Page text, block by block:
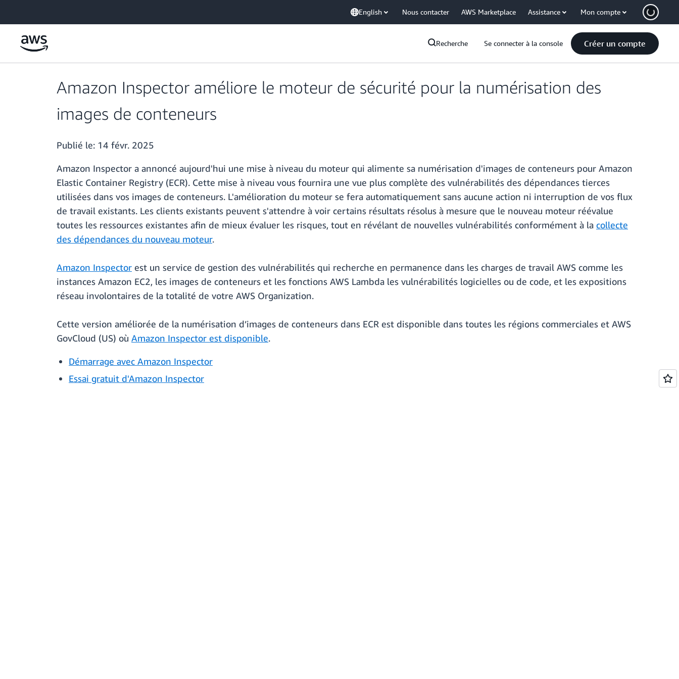
English Nous contacter AWS Marketplace Assistance Mon compte
Recherche Se connecter à la console Créer un compte
Amazon Inspector améliore le moteur de sécurité pour la numérisation des
images de conteneurs
Publié le: 14 févr. 2025
Amazon Inspector a annoncé aujourd'hui une mise à niveau du moteur qui alimente sa numérisation d'images de conteneurs pour Amazon
Elastic Container Registry (ECR). Cette mise à niveau vous fournira une vue plus complète des vulnérabilités des dépendances tierces
utilisées dans vos images de conteneurs. L'amélioration du moteur se fera automatiquement sans aucune action ni interruption de vos flux
de travail existants. Les clients existants peuvent s'attendre à voir certains résultats résolus à mesure que le nouveau moteur réévalue
toutes les ressources existantes afin de mieux évaluer les risques, tout en révélant de nouvelles vulnérabilités conformément à la collecte
des dépendances du nouveau moteur.
Amazon Inspector est un service de gestion des vulnérabilités qui recherche en permanence dans les charges de travail AWS comme les
instances Amazon EC2, les images de conteneurs et les fonctions AWS Lambda les vulnérabilités logicielles ou de code, et les expositions
réseau involontaires de la totalité de votre AWS Organization.
Cette version améliorée de la numérisation d’images de conteneurs dans ECR est disponible dans toutes les régions commerciales et AWS
GovCloud (US) où Amazon Inspector est disponible.
Démarrage avec Amazon Inspector
Essai gratuit d'Amazon Inspector